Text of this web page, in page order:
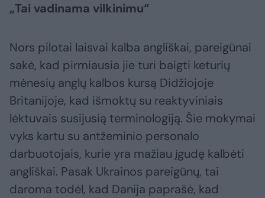
​„Tai vadinama vilkinimu“
Nors pilotai laisvai kalba angliškai, pareigūnai
sakė, kad pirmiausia jie turi baigti keturių
mėnesių anglų kalbos kursą Didžiojoje
Britanijoje, kad išmoktų su reaktyviniais
lėktuvais susijusią terminologiją. Šie mokymai
vyks kartu su antžeminio personalo
darbuotojais, kurie yra mažiau įgudę kalbėti
angliškai. Pasak Ukrainos pareigūnų, tai
daroma todėl, kad Danija paprašė, kad